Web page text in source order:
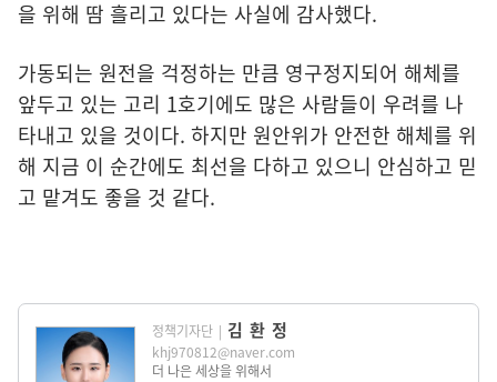
을 위해 땀 흘리고 있다는 사실에 감사했다.
가동되는 원전을 걱정하는 만큼 영구정지되어 해체를
앞두고 있는 고리 1호기에도 많은 사람들이 우려를 나
타내고 있을 것이다. 하지만 원안위가 안전한 해체를 위
해 지금 이 순간에도 최선을 다하고 있으니 안심하고 믿
고 맡겨도 좋을 것 같다.
정책기자단 | 김환정
khj970812@naver.com
더 나은 세상을 위해서